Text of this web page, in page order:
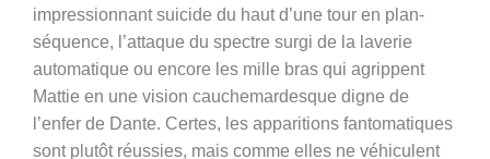
impressionnant suicide du haut d’une tour en plan-
séquence, l’attaque du spectre surgi de la laverie
automatique ou encore les mille bras qui agrippent
Mattie en une vision cauchemardesque digne de
l’enfer de Dante. Certes, les apparitions fantomatiques
sont plutôt réussies, mais comme elles ne véhiculent